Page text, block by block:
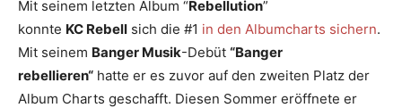
Mit seinem letzten Album “Rebellution”
konnte KC Rebell sich die #1 in den Albumcharts sichern.
Mit seinem Banger Musik-Debüt “Banger
rebellieren“ hatte er es zuvor auf den zweiten Platz der
Album Charts geschafft. Diesen Sommer eröffnete er